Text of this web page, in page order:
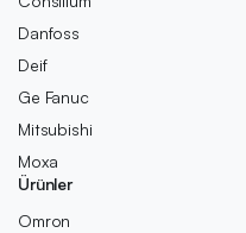
Danfoss
Deif
Ge Fanuc
Mitsubishi
Moxa
Ürünler
Omron